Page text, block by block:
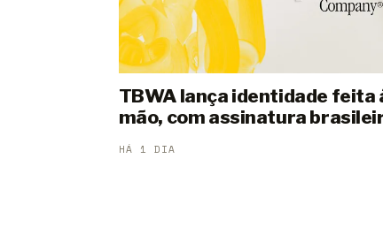
TBWA lança identidade feita
mão, com assinatura
HÁ 1 DIA